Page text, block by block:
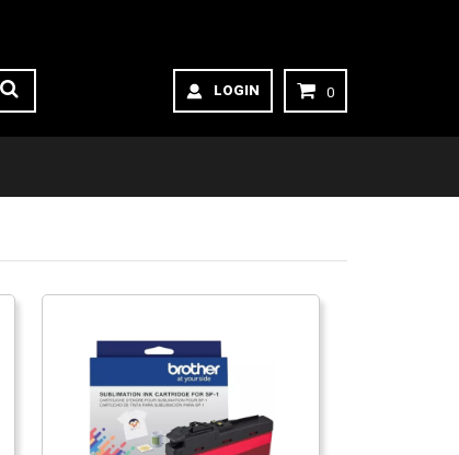
LOGIN 0